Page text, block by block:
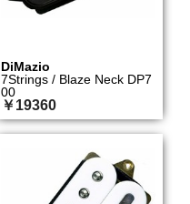
DiMazio
7Strings / Blaze Neck DP7
00
￥19360